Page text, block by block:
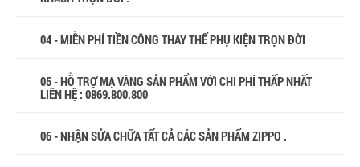
04 - MIỄN PHÍ TIỀN CÔNG THAY THẾ PHỤ KIỆN TRỌN ĐỜI
05 - HỖ TRỢ MẠ VÀNG SẢN PHẨM VỚI CHI PHÍ THẤP NHẤT
LIÊN HỆ : 0869.800.800
06 - NHẬN SỬA CHỮA TẤT CẢ CÁC SẢN PHẨM ZIPPO .